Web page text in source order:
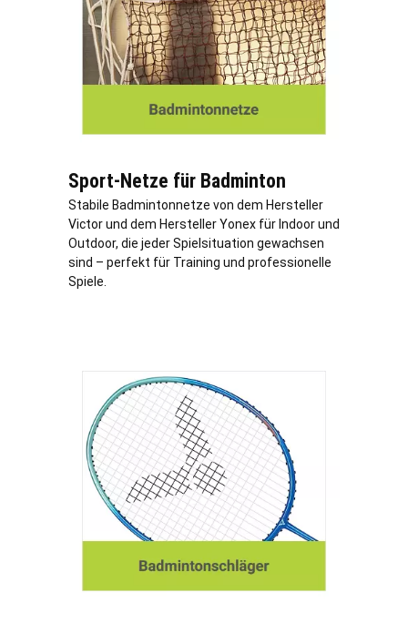
Sport-Netze für Badminton
Stabile Badmintonnetze von dem Hersteller
Victor und dem Hersteller Yonex für Indoor und
Outdoor, die jeder Spielsituation gewachsen
sind – perfekt für Training und professionelle
Spiele.